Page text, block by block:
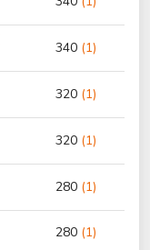
340 (1)
320 (1)
320 (1)
280 (1)
280 (1)